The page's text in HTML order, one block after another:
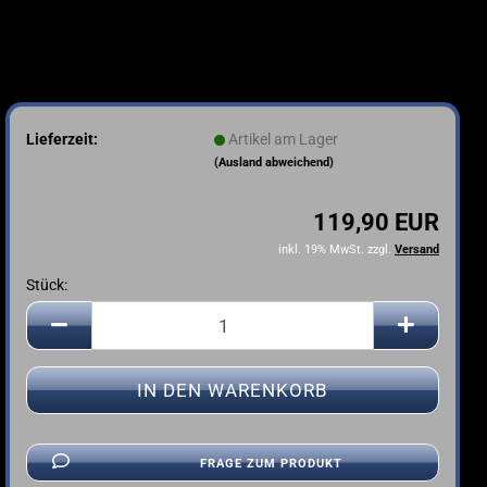
Lieferzeit: Artikel am Lager
(Ausland abweichend)
119,90 EUR
inkl. 19% MwSt. zzgl. Versand
Stück:
Stück
FRAGE ZUM PRODUKT